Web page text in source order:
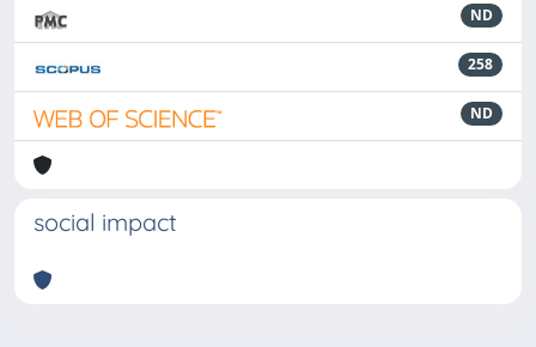
ND
258
ND
social impact